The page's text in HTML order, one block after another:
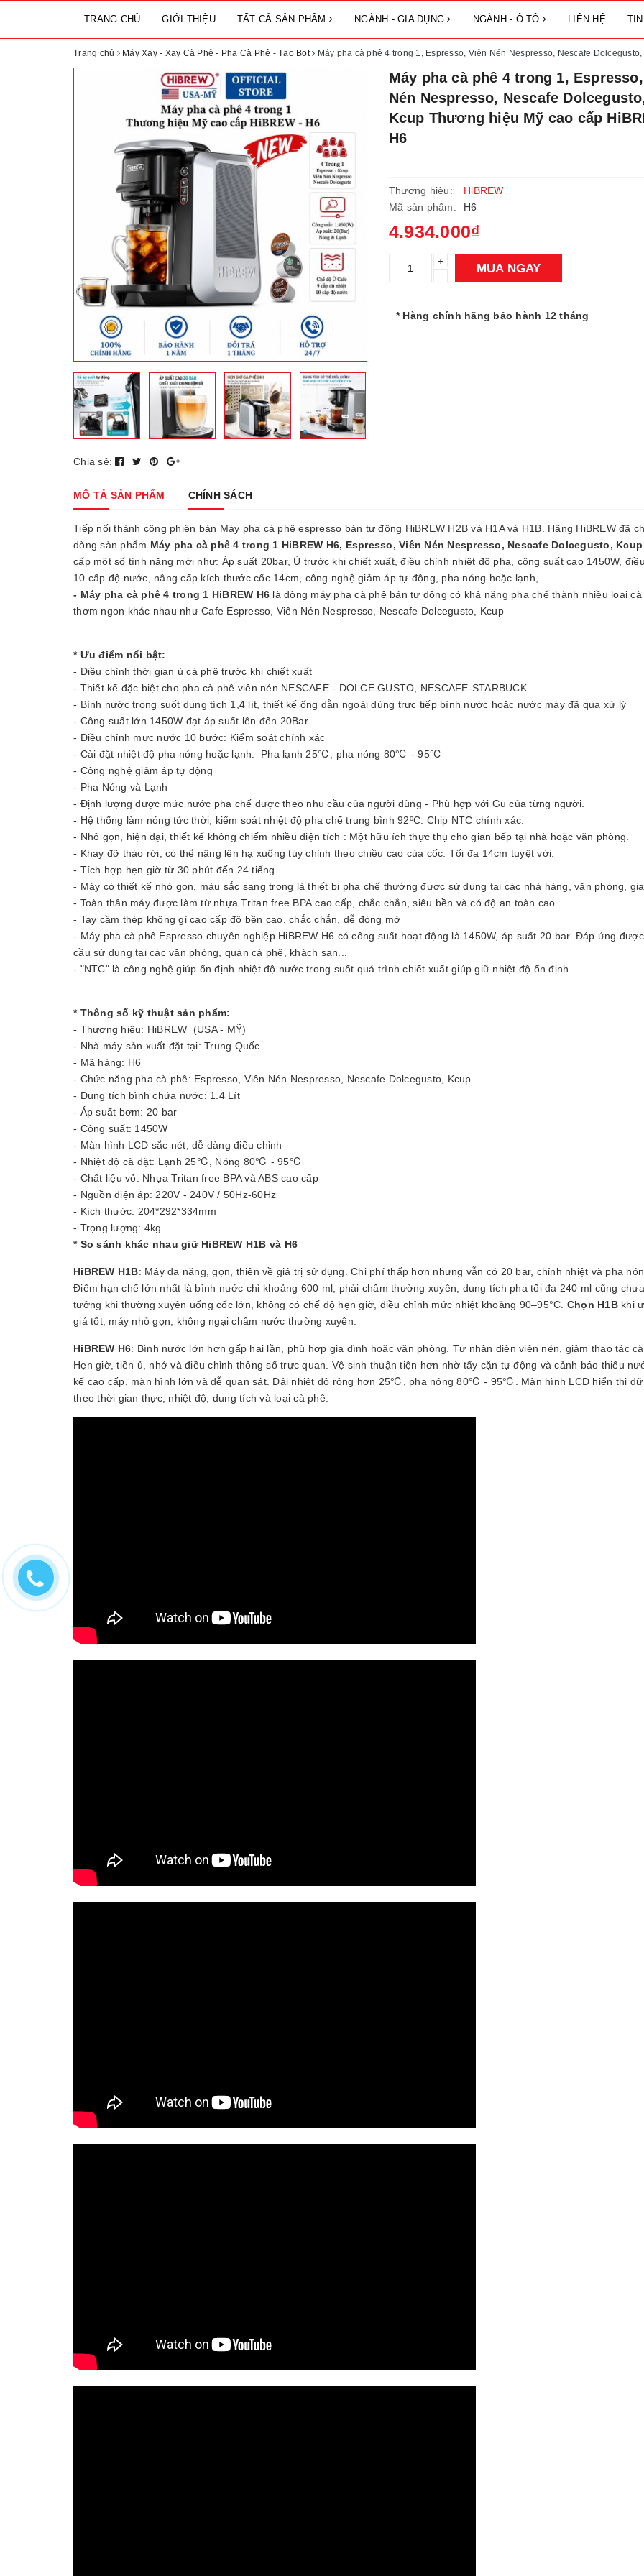
TRANG CHỦ GIỚI THIỆU TẤT CẢ SẢN PHẨM NGÀNH - GIA DỤNG NGÀNH - Ô TÔ LIÊN HỆ
Trang chủ Máy Xay - Xay Cà Phê - Pha Cà Phê - Tạo Bọt Máy pha cà phê 4 trong 1, Espresso, Viên Nén Nespresso, Nescafe
Chia sẻ:
Máy pha cà phê 4 trong 1,
Nén Nespresso, Nescafe
Kcup Thương hiệu Mỹ cao cấp
H6
Thương hiệu:
HiBREW
Mã sản phẩm:
H6
4.934.000₫
+
–
MUA NGAY
* Hàng chính hãng bảo hành 12 tháng
MÔ TẢ SẢN PHẨM CHÍNH SÁCH
Tiếp nối thành công phiên bản Máy pha cà phê espresso bán tự động HiBREW H2B và H1A và H1B. Hãng HiBREW đã
dòng sản phẩm Máy pha cà phê 4 trong 1 HiBREW H6, Espresso, Viên Nén Nespresso, Nescafe Dolcegusto, Kcup
cấp một số tính năng mới như: Áp suất 20bar, Ủ trước khi chiết xuất, điều chỉnh nhiệt độ pha, công suất cao 1450W,
10 cấp độ nước, nâng cấp kích thước cốc 14cm, công nghệ giảm áp tự động, pha nóng hoặc lạnh,...
- Máy pha cà phê 4 trong 1 HiBREW H6 là dòng máy pha cà phê bán tự động có khả năng pha chế thành nhiều loại cà
thơm ngon khác nhau như Cafe Espresso, Viên Nén Nespresso, Nescafe Dolcegusto, Kcup
* Ưu điểm nổi bật:
- Điều chỉnh thời gian ủ cà phê trước khi chiết xuất
- Thiết kế đặc biệt cho pha cà phê viên nén NESCAFE - DOLCE GUSTO, NESCAFE-STARBUCK
- Bình nước trong suốt dung tích 1,4 lít, thiết kế ống dẫn ngoài dùng trực tiếp bình nước hoặc nước máy đã qua xử lý
- Công suất lớn 1450W đạt áp suất lên đến 20Bar
- Điều chỉnh mực nước 10 bước: Kiểm soát chính xác
- Cài đặt nhiệt độ pha nóng hoặc lạnh: Pha lạnh 25℃, pha nóng 80℃ - 95℃
- Công nghệ giảm áp tự động
- Pha Nóng và Lạnh
- Định lượng được mức nước pha chế được theo nhu cầu của người dùng - Phù hợp với Gu của từng người.
- Hệ thống làm nóng tức thời, kiểm soát nhiệt độ pha chế trung bình 92ºC. Chip NTC chính xác.
- Nhỏ gọn, hiện đại, thiết kế không chiếm nhiều diện tích : Một hữu ích thực thụ cho gian bếp tại nhà hoặc văn phòng.
- Khay đỡ tháo rời, có thể nâng lên hạ xuống tùy chỉnh theo chiều cao của cốc. Tối đa 14cm tuyệt vời.
- Tích hợp hẹn giờ từ 30 phút đến 24 tiếng
- Máy có thiết kế nhỏ gọn, màu sắc sang trọng là thiết bị pha chế thường được sử dụng tại các nhà hàng, văn phòng, gia
- Toàn thân máy được làm từ nhựa Tritan free BPA cao cấp, chắc chắn, siêu bền và có độ an toàn cao.
- Tay cầm thép không gỉ cao cấp độ bền cao, chắc chắn, dễ đóng mở
- Máy pha cà phê Espresso chuyên nghiệp HiBREW H6 có công suất hoạt động là 1450W, áp suất 20 bar. Đáp ứng
cầu sử dụng tại các văn phòng, quán cà phê, khách sạn...
- "NTC" là công nghệ giúp ổn định nhiệt độ nước trong suốt quá trình chiết xuất giúp giữ nhiệt độ ổn định.
* Thông số kỹ thuật sản phẩm:
- Thương hiệu: HiBREW (USA - MỸ)
- Nhà máy sản xuất đặt tại: Trung Quốc
- Mã hàng: H6
- Chức năng pha cà phê: Espresso, Viên Nén Nespresso, Nescafe Dolcegusto, Kcup
- Dung tích bình chứa nước: 1.4 Lít
- Áp suất bơm: 20 bar
- Công suất: 1450W
- Màn hình LCD sắc nét, dễ dàng điều chỉnh
- Nhiệt độ cà đặt: Lạnh 25℃, Nóng 80℃ - 95℃
- Chất liệu vỏ: Nhựa Tritan free BPA và ABS cao cấp
- Nguồn điện áp: 220V - 240V / 50Hz-60Hz
- Kích thước: 204*292*334mm
- Trọng lượng: 4kg
* So sánh khác nhau giữ HiBREW H1B và H6
HiBREW H1B: Máy đa năng, gọn, thiên về giá trị sử dụng. Chi phí thấp hơn nhưng vẫn có 20 bar, chỉnh nhiệt và pha
Điểm hạn chế lớn nhất là bình nước chỉ khoảng 600 ml, phải châm thường xuyên; dung tích pha tối đa 240 ml cũng
tưởng khi thường xuyên uống cốc lớn, không có chế độ hẹn giờ, điều chỉnh mức nhiệt khoảng 90–95°C. Chọn H1Bkhi
giá tốt, máy nhỏ gọn, không ngại châm nước thường xuyên.
HiBREW H6: Bình nước lớn hơn gấp hai lần, phù hợp gia đình hoặc văn phòng. Tự nhận diện viên nén, giảm thao tác
Hẹn giờ, tiền ủ, nhớ và điều chỉnh thông số trực quan. Vệ sinh thuận tiện hơn nhờ tẩy cặn tự động và cảnh báo thiếu
kế cao cấp, màn hình lớn và dễ quan sát. Dải nhiệt độ rộng hơn 25℃, pha nóng 80℃ - 95℃. Màn hình LCD hiển thị dữ
theo thời gian thực, nhiệt độ, dung tích và loại cà phê.